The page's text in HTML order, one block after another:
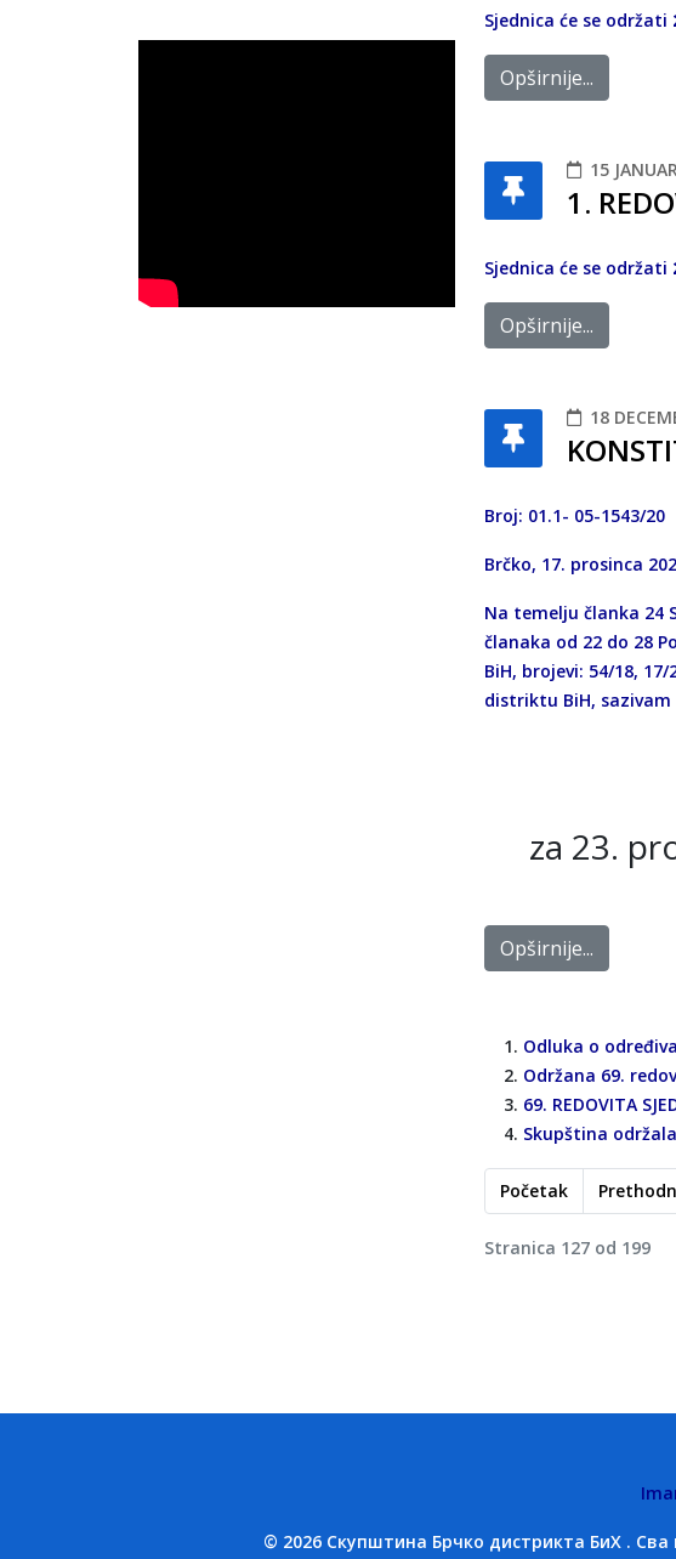
Sjednica će se održati
Opširnije...
15
1.
Sjednica će se održati
Opširnije...
18
Broj: 01.1- 05-1543/20
Brčko, 17. prosinca
Na temelju članka 24
članaka od 22 do 28
BiH, brojevi: 54/18,
distriktu BiH, sazivam
za 23.
Opširnije...
Odluka o
Održana 69.
69. REDOVITA
Skupština
Početak
Stranica 127 od 199
© 2026 Скупштина Брчко дистрикта БиХ .